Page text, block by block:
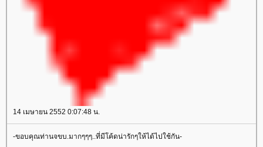
14 เมษายน 2552 0:07:48 น.
-ขอบคุณท่านจขบ.มากๆๆๆ..ที่มีโค้ดน่ารักๆให้ได้ไปใช้กัน-